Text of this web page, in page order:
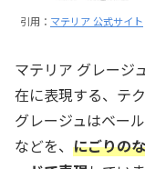
引用： マテリア 公式サイト
マテリア グレージ
在に表現する、テ
グレージュはベー
などを、 にごりの